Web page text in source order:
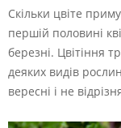
Скільки цвіте
першій половині
березні. Цвітіння
деяких видів
вересні і не